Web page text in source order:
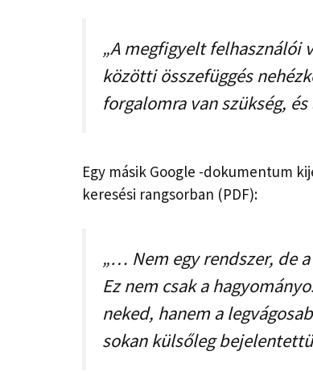
„A megfigyelt felhasználói
közötti összefüggés
forgalomra van szükség,
Egy másik Google -dokumentum
keresési rangsorban (PDF):
„… Nem egy rendszer, de
Ez nem csak a
neked, hanem a
sokan külsőleg